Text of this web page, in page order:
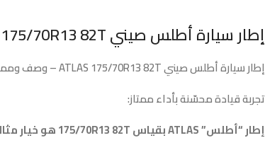
إطار سيارة أطلس صيني ATLAS 175/70R13 82T
إطار سيارة أطلس صيني ATLAS 175/70R13 82T – وصف ومميزات
تجربة قيادة محسّنة بأداء ممتاز:
إطار “أطلس” ATLAS بقياس 175/70R13 82T هو خيار مثالي للسيارات التي تتطلب أداءً عالياً في مختلف الظروف. يتميز هذا الإطار بعدد من المزايا التي تجعله بديلاً ممتازاً: